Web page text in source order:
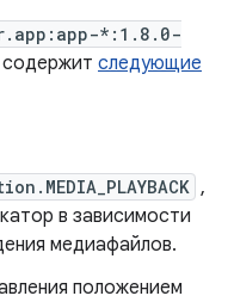
*:1.8.0-
следующие
,
в зависимости
медиафайлов.
положением